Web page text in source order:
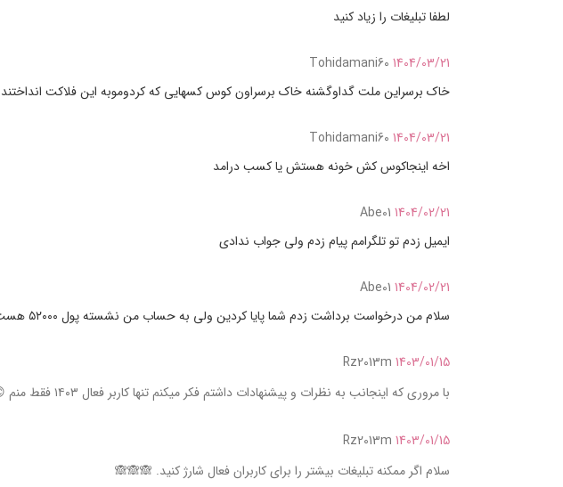
لطفا تبلیغات را زیاد کنید
Tohidamani60 1404/03/21
خاک برسراین ملت گداوگشنه خاک برسراون کوس کسهایی که کردوموبه این فلاکت
Tohidamani60 1404/03/21
اخه اینجاکوس کش خونه هستش یا کسب درامد
Abe01 1404/02/21
ایمیل زدم تو تلگرامم پیام زدم ولی جواب ندادی
Abe01 1404/02/21
سلام من درخواست برداشت زدم شما پایا کردین ولی به حساب من نشسته پول ۵۲۰۰۰ هست با نام کاربری Abe01فکر کنم برگشت خورده
Rz2013m 1403/01/15
با مروری که اینجانب به نظرات و پیشنهادات داشتم فکر میکنم تنها کاربر فعال ۱۴۰۳ فقط منم 😊😊😊
Rz2013m 1403/01/15
سلام اگر ممکنه تبلیغات بیشتر را برای کاربران فعال شارژ کنید. 🙈🙈🙈